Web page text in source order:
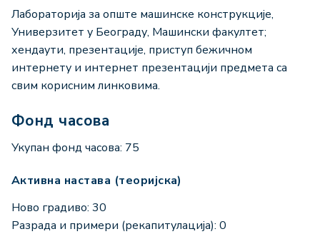
Лабораторија за опште машинске конструкције,
Универзитет у Београду, Машински факултет;
хендаути, презентације, приступ бежичном
интернету и интернет презентацији предмета са
свим корисним линковима.
Фонд часова
Укупан фонд часова: 75
Активна настава (теоријска)
Ново градиво: 30
Разрада и примери (рекапитулација): 0